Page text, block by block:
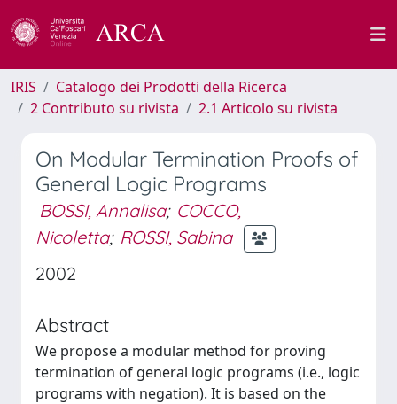
IRIS
Catalogo dei Prodotti della Ricerca
2 Contributo su rivista
2.1 Articolo su rivista
On Modular Termination Proofs of
General Logic Programs
BOSSI, Annalisa; COCCO,
Nicoletta; ROSSI, Sabina
2002
Abstract
We propose a modular method for proving
termination of general logic programs (i.e., logic
programs with negation). It is based on the